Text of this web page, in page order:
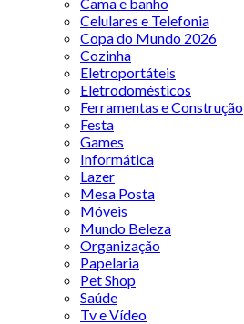
Celulares e Telefonia
Copa do Mundo 2026
Cozinha
Eletroportáteis
Eletrodomésticos
Ferramentas e Construção
Festa
Games
Informática
Lazer
Mesa Posta
Móveis
Mundo Beleza
Organização
Papelaria
Pet Shop
Saúde
Tv e Vídeo